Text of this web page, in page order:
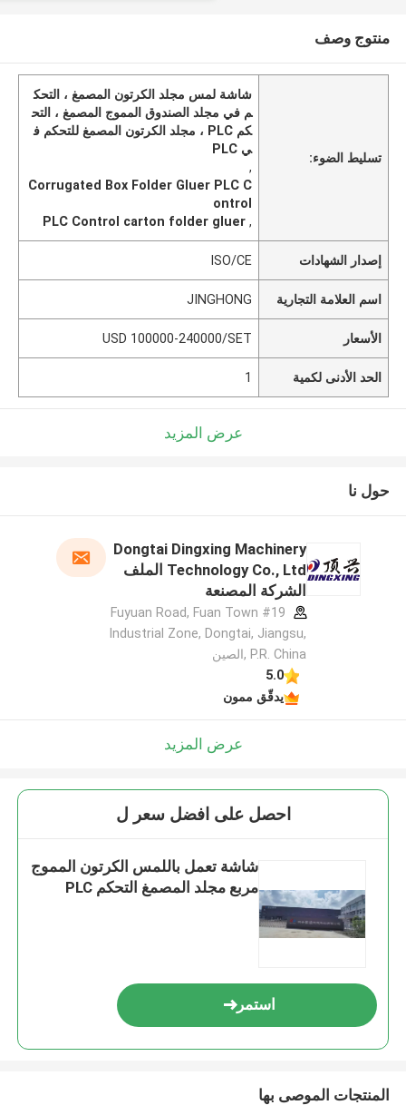
منتوج وصف
تسليط الضوء:
شاشة لمس مجلد الكرتون المصمغ ، التحك
م في مجلد الصندوق المموج المصمغ ، التح
كم PLC ، مجلد الكرتون المصمغ للتحكم ف
ي PLC
,
Corrugated Box Folder Gluer PLC C
ontrol
,
PLC Control carton folder gluer
إصدار الشهادات ISO/CE
اسم العلامة التجارية JINGHONG
الأسعار USD 100000-240000/SET
الحد الأدنى لكمية 1
عرض المزيد
حول نا
Dongtai Dingxing Machinery
Technology Co., Ltd الملف
الشركة المصنعة
#19 Fuyuan Road, Fuan Town
Industrial Zone, Dongtai, Jiangsu,
P.R. China ,الصين
5.0
يدقّق ممون
عرض المزيد
احصل على افضل سعر ل
شاشة تعمل باللمس الكرتون المموج
مربع مجلد المصمغ التحكم PLC
استمر
المنتجات الموصى بها